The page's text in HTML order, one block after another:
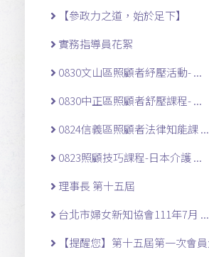
【參政力之道，始於足下】
實務指導員花絮
0830文山區照顧者紓壓活動- ...
0830中正區照顧者舒壓課程- ...
0824信義區照顧者法律知能課 ...
0823照顧技巧課程-日本介護 ...
理事長 第十五屆
台北市婦女新知協會111年7月 ...
【提醒您】第十五屆第一次會